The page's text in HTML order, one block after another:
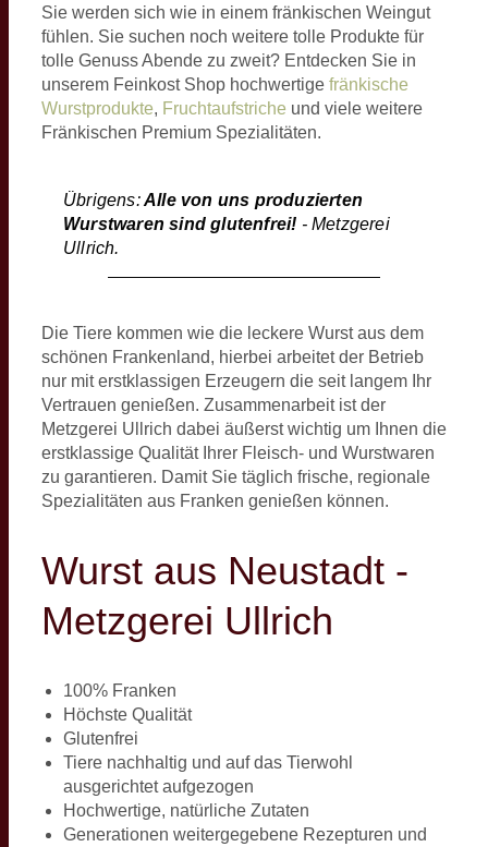
Sie werden sich wie in einem fränkischen Weingut
fühlen. Sie suchen noch weitere tolle Produkte für
tolle Genuss Abende zu zweit? Entdecken Sie in
unserem Feinkost Shop hochwertige fränkische
Wurstprodukte, Fruchtaufstriche und viele weitere
Fränkischen Premium Spezialitäten.
Übrigens:Alle von uns produzierten
Wurstwaren sind glutenfrei! - Metzgerei
Ullrich.
Die Tiere kommen wie die leckere Wurst aus dem
schönen Frankenland, hierbei arbeitet der Betrieb
nur mit erstklassigen Erzeugern die seit langem Ihr
Vertrauen genießen. Zusammenarbeit ist der
Metzgerei Ullrich dabei äußerst wichtig um Ihnen die
erstklassige Qualität Ihrer Fleisch- und Wurstwaren
zu garantieren. Damit Sie täglich frische, regionale
Spezialitäten aus Franken genießen können.
Wurst aus Neustadt -
Metzgerei Ullrich
100% Franken
Höchste Qualität
Glutenfrei
Tiere nachhaltig und auf das Tierwohl
ausgerichtet aufgezogen
Hochwertige, natürliche Zutaten
Generationen weitergegebene Rezepturen und